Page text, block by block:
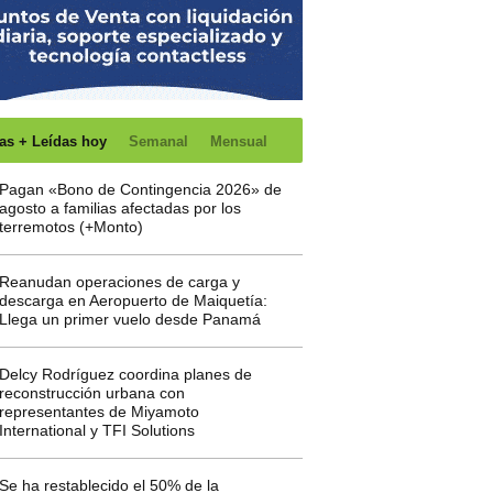
+ Leídas hoy Semanal Mensual
«Bono de Contingencia 2026» de
a familias afectadas por los
(+Monto)
operaciones de carga y
en Aeropuerto de Maiquetía:
un primer vuelo desde Panamá
Rodríguez coordina planes de
urbana con
de Miyamoto
y TFI Solutions
ha restablecido el 50% de la